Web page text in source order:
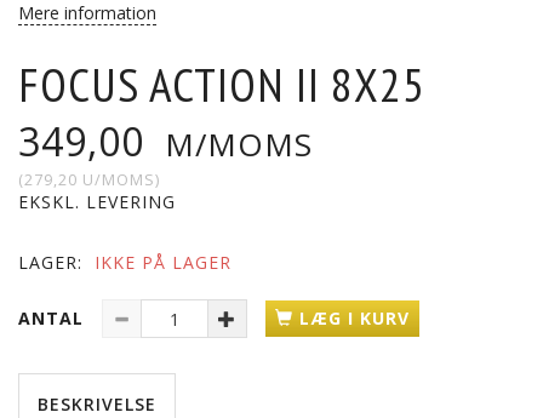
Mere information
FOCUS ACTION II 8X25
349,00 M/MOMS
(279,20 U/MOMS)
EKSKL. LEVERING
LAGER: IKKE PÅ LAGER
ANTAL LÆG I KURV
BESKRIVELSE